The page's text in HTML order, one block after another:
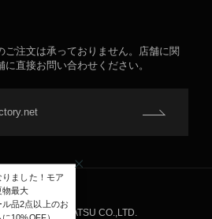
注文は承っておりません。店舗に関
直接お問い合わせください。
©INTER-NAKATSU CO.,LTD.